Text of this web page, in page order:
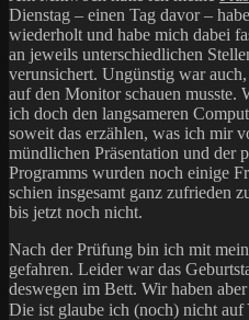
Dienstag – einen Tag davor –
wiederholt und habe mich dabei
an jeweils unterschiedlichen
verunsichert. Ungünstig war
auf den Monitor schauen musste.
ich doch den langsameren
soweit das erzählen, was ich mir
mündlichen Präsentation und der
Programms wurden noch einige
schien insgesamt ganz zufrieden
bis jetzt noch nicht.
Nach der Prüfung bin ich mit
gefahren. Leider war das
deswegen im Bett. Wir haben
Die ist glaube ich (noch) nicht auf